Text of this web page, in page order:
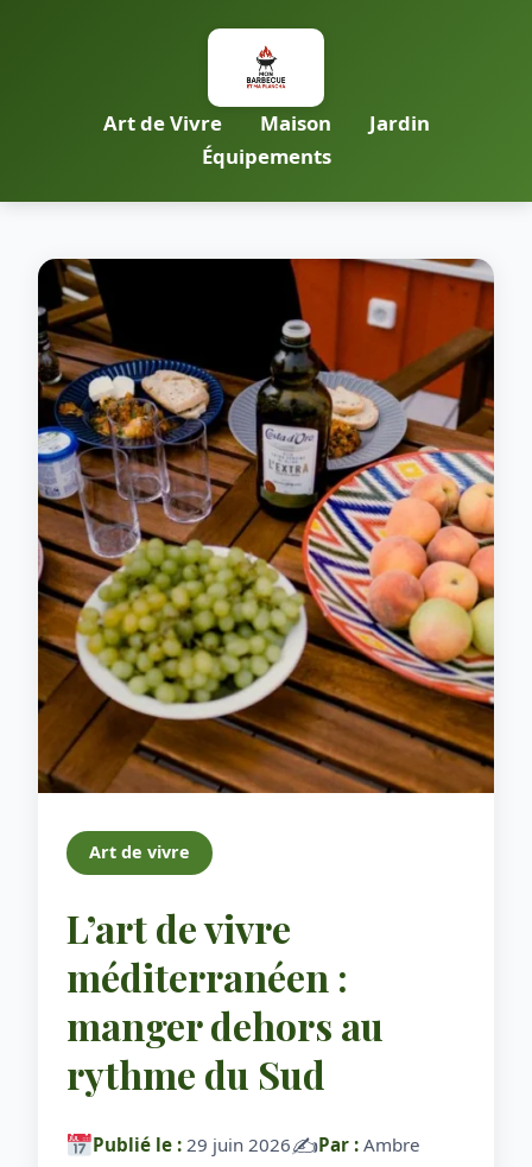
Art de Vivre Maison
Jardin
Équipements
Art de vivre
L’art de vivre
méditerranéen :
manger dehors au
rythme du Sud
Publié le :29 juin 2026✍️Par :Ambre